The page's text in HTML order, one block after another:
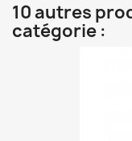
10 autres
catégorie :